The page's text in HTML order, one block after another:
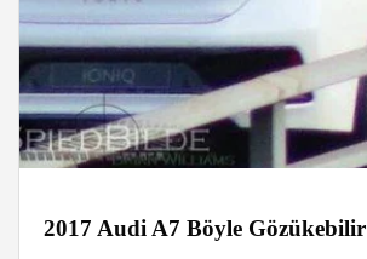
2017 Audi A7 Böyle Gözükebilir